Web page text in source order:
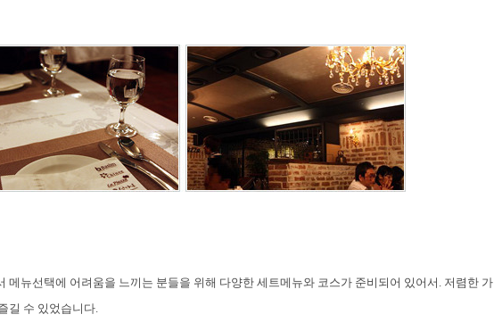
메뉴선택에 어려움을 느끼는 분들을 위해 다양한 세트메뉴와 코스가 준비되어 있어서. 저렴한 가
길 수 있었습니다.